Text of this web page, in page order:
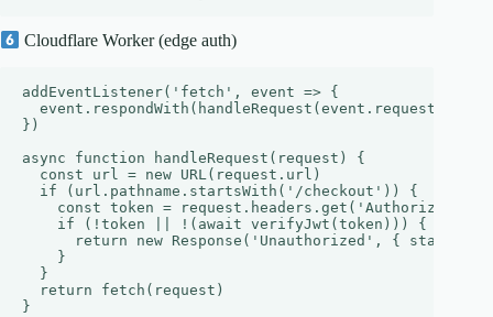
Cloudflare Worker (edge auth)
addEventListener('fetch', event => {
  event.respondWith(handleRequest(event.request))
})
async function handleRequest(request) {
  const url = new URL(request.url)
  if (url.pathname.startsWith('/checkout')) {
const token =
    if (!token || !(await verifyJwt(token))) {
return new Response('Unauthorized', { status:
    }
  }
  return fetch(request)
}